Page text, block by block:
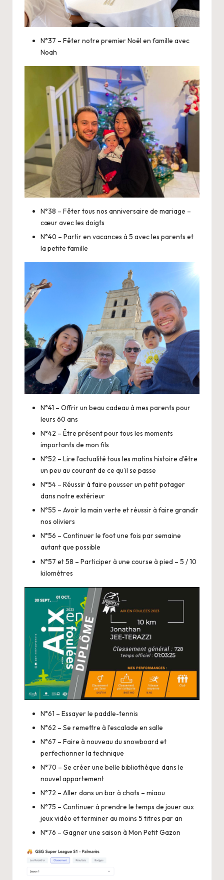
N°37 – Fêter notre premier Noël en famille avec
Noah
N°38 – Fêter tous nos anniversaire de mariage –
cœur avec les doigts
N°40 – Partir en vacances à 5 avec les parents et
la petite famille
N°41 – Offrir un beau cadeau à mes parents pour
leurs 60 ans
N°42 – Être présent pour tous les moments
importants de mon fils
N°52 – Lire l’actualité tous les matins histoire d’être
un peu au courant de ce qu’il se passe
N°54 – Réussir à faire pousser un petit potager
dans notre extérieur
N°55 – Avoir la main verte et réussir à faire grandir
nos oliviers
N°56 – Continuer le foot une fois par semaine
autant que possible
N°57 et 58 – Participer à une course à pied – 5 / 10
kilomètres
N°61 – Essayer le paddle-tennis
N°62 – Se remettre à l’escalade en salle
N°67 – Faire à nouveau du snowboard et
perfectionner la technique
N°70 – Se créer une belle bibliothèque dans le
nouvel appartement
N°72 – Aller dans un bar à chats – miaou
N°75 – Continuer à prendre le temps de jouer aux
jeux vidéo et terminer au moins 5 titres par an
N°76 – Gagner une saison à Mon Petit Gazon